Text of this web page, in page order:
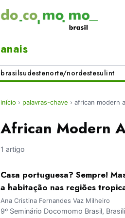
anais
brasilsudestenorte/nordestesulint
início › palavras-chave › african modern
African Modern
1 artigo
Casa portuguesa? Sempre!
a habitação nas regiões
Ana Cristina Fernandes Vaz Milheiro
9º Seminário Docomomo Brasil,